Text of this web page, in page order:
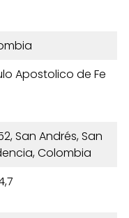
Apostolico de Fe
San Andrés, San
Colombia